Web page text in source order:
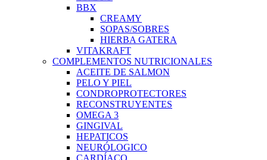
BBX
CREAMY
SOPAS/SOBRES
HIERBA GATERA
VITAKRAFT
COMPLEMENTOS NUTRICIONALES
ACEITE DE SALMON
PELO Y PIEL
CONDROPROTECTORES
RECONSTRUYENTES
OMEGA 3
GINGIVAL
HEPATICOS
NEURÓLOGICO
CARDÍACO